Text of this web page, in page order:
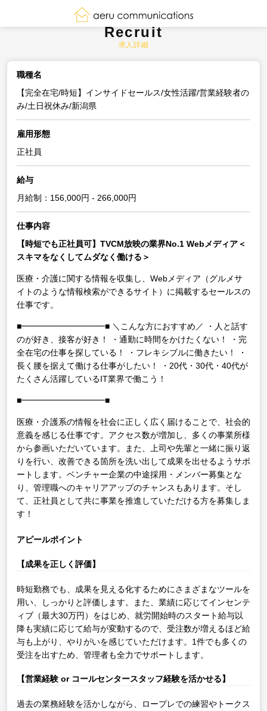
Recruit
求人詳細
職種名
【完全在宅/時短】インサイドセールス/女性活躍/営業経験者の
み/土日祝休み/新潟県
雇用形態
正社員
給与
月給制：156,000円 - 266,000円
仕事内容
【時短でも正社員可】TVCM放映の業界No.1 Webメディア＜
スキマをなくしてムダなく働ける＞
医療・介護に関する情報を収集し、Webメディア（グルメサ
イトのような情報検索ができるサイト）に掲載するセールスの
仕事です。
■━━━━━━━━━━■ ＼こんな方におすすめ／
・人と話す
のが好き、接客が好き！
・通勤に時間をかけたくない！
・完
全在宅の仕事を探している！
・フレキシブルに働きたい！
・
長く腰を据えて働ける仕事がしたい！
・20代・30代・40代が
たくさん活躍しているIT業界で働こう！
■━━━━━━━━━━■
医療・介護系の情報を社会に正しく広く届けることで、社会的
意義を感じる仕事です。アクセス数が増加し、多くの事業所様
から参画いただいています。また、上司や先輩と一緒に振り返
りを行い、改善できる箇所を洗い出して成果を出せるようサポ
ートします。ベンチャー企業の中途採用・メンバー募集とな
り、管理職へのキャリアアップのチャンスもあります。そし
て、正社員として共に事業を推進していただける方を募集しま
す！
アピールポイント
【成果を正しく評価】
時短勤務でも、成果を見える化するためにさまざまなツールを
用い、しっかりと評価します。また、業績に応じてインセンテ
ィブ（最大30万円）をはじめ、就労開始時のスタート給与以
降も実績に応じて給与が変動するので、受注数が増えるほど給
与も上がり、やりがいを感じていただけます。1件でも多くの
受注を出すため、管理者も全力でサポートします。
【営業経験 or コールセンタースタッフ経験を活かせる】
過去の業務経験を活かしながら、ロープレでの練習やトークス